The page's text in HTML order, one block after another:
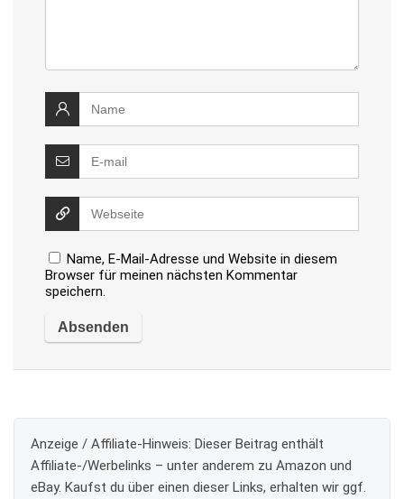
Name, E-Mail-Adresse und Website in diesem
Browser für meinen nächsten Kommentar
speichern.
Anzeige / Affiliate-Hinweis: Dieser Beitrag enthält
Affiliate-/Werbelinks – unter anderem zu Amazon und
eBay. Kaufst du über einen dieser Links, erhalten wir ggf.